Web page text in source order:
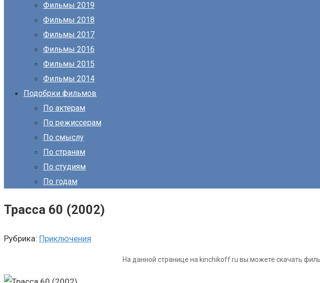
Фильмы 2019
Фильмы 2018
Фильмы 2017
Фильмы 2016
Фильмы 2015
Фильмы 2014
Подобрки фильмов
По актерам
По режиссерам
По смыслу
По странам
По студиям
По годам
Трасса 60 (2002)
Рубрика: Приключения
На данной странице на kinchikoff.ru вы можете скачать